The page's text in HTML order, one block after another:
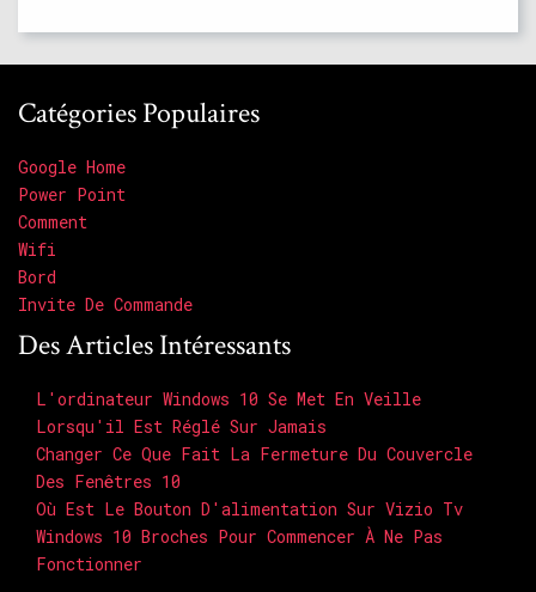
Catégories Populaires
Google Home
Power Point
Comment
Wifi
Bord
Invite De Commande
Des Articles Intéressants
L'ordinateur Windows 10 Se Met En Veille
Lorsqu'il Est Réglé Sur Jamais
Changer Ce Que Fait La Fermeture Du Couvercle
Des Fenêtres 10
Où Est Le Bouton D'alimentation Sur Vizio Tv
Windows 10 Broches Pour Commencer À Ne Pas
Fonctionner